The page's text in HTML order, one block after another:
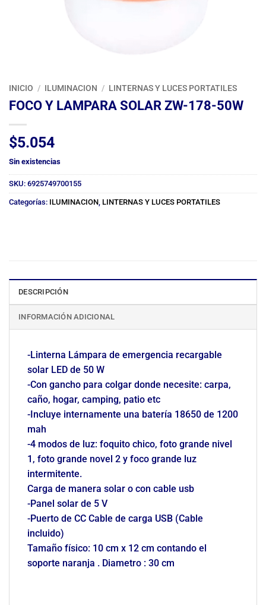
INICIO / ILUMINACION / LINTERNAS Y LUCES PORTATILES
FOCO Y LAMPARA SOLAR ZW-178-50W
$5.054
Sin existencias
SKU: 6925749700155
Categorías: ILUMINACION LINTERNAS Y LUCES PORTATILES
DESCRIPCIÓN
INFORMACIÓN ADICIONAL
-Linterna Lámpara de emergencia recargable
solar LED de 50 W
-Con gancho para colgar donde necesite: carpa,
caño, hogar, camping, patio etc
-Incluye internamente una batería 18650 de 1200
mah
-4 modos de luz: foquito chico, foto grande nivel
1, foto grande novel 2 y foco grande luz
intermitente.
Carga de manera solar o con cable usb
-Panel solar de 5 V
-Puerto de CC Cable de carga USB (Cable
incluido)
Tamaño físico: 10 cm x 12 cm contando el
soporte naranja . Diametro : 30 cm